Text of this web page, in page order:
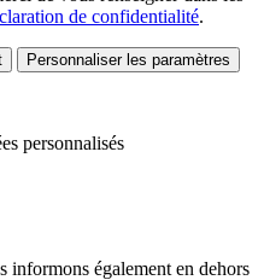
de confidentialité.
Personnaliser les paramètres
personnalisés
informons également en dehors